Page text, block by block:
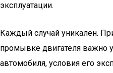
эксплуатации.
Каждый случай уникален.
промывке двигателя важно
автомобиля, условия его